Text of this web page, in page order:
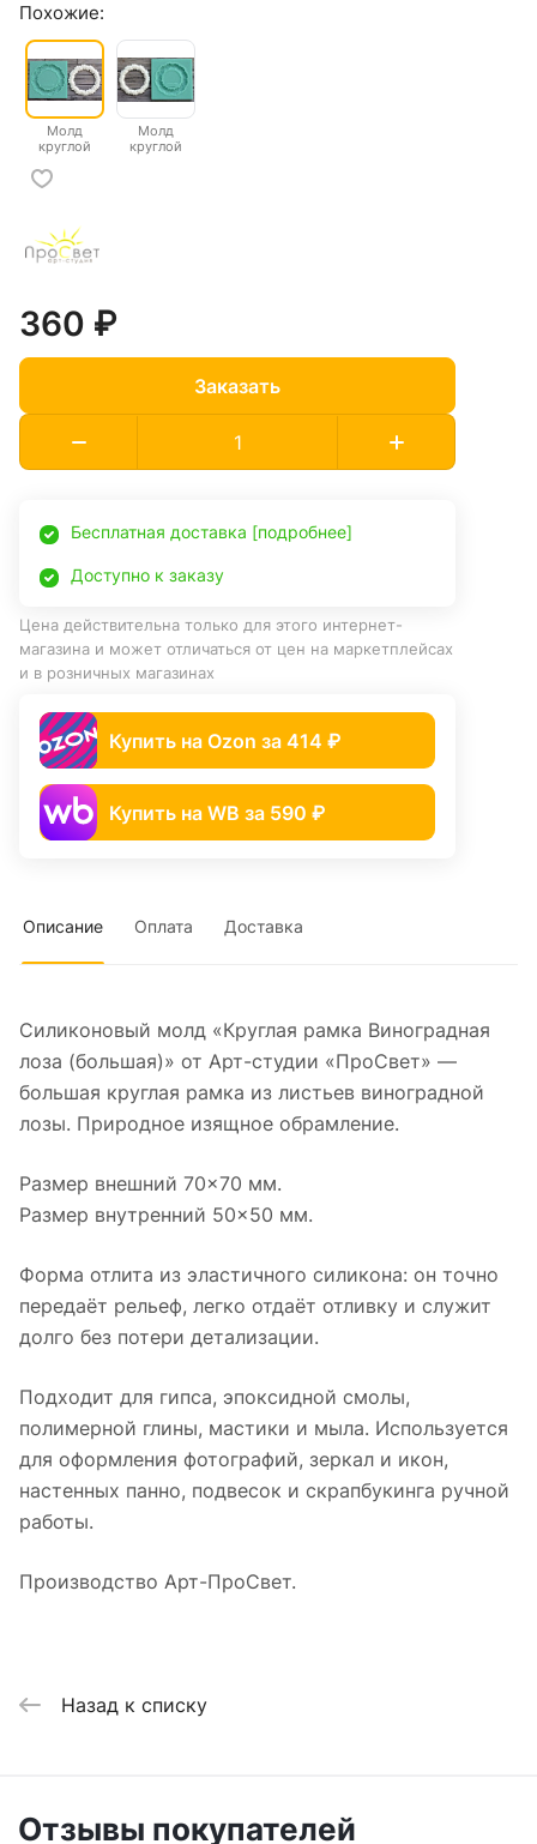
Похожие:
Молд
круглой
"Виноградная
Молд
круглой
360 ₽
Заказать
Бесплатная доставка [подробнее]
Доступно к заказу
Цена действительна только для этого интернет-
магазина и может отличаться от цен на маркетплейсах
и в розничных магазинах
Купить на Ozon за 414 ₽
Купить на WB за 590 ₽
Описание Оплата Доставка
Силиконовый молд «Круглая рамка Виноградная
лоза (большая)» от Арт-студии «ПроСвет» —
большая круглая рамка из листьев виноградной
лозы. Природное изящное обрамление.
Размер внешний 70×70 мм.
Размер внутренний 50×50 мм.
Форма отлита из эластичного силикона: он точно
передаёт рельеф, легко отдаёт отливку и служит
долго без потери детализации.
Подходит для гипса, эпоксидной смолы,
полимерной глины, мастики и мыла. Используется
для оформления фотографий, зеркал и икон,
настенных панно, подвесок и скрапбукинга ручной
работы.
Производство Арт-ПроСвет.
Назад к списку
Отзывы покупателей